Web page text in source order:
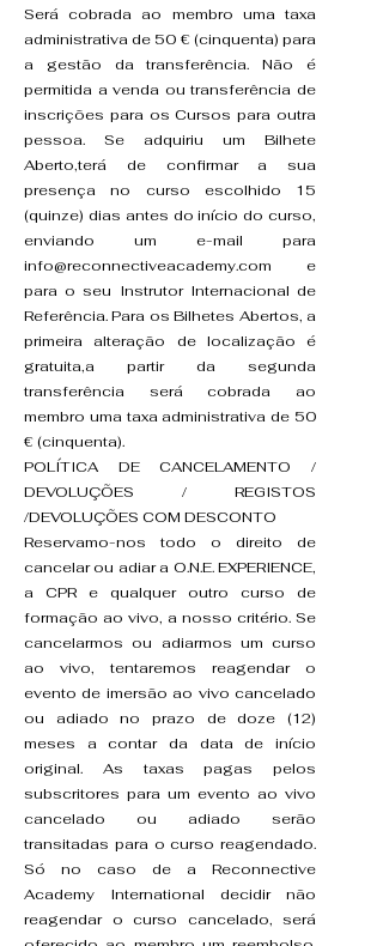
Será cobrada ao membro uma taxa
administrativa de 50 € (cinquenta) para
a gestão da transferência. Não é
permitida a venda ou transferência de
inscrições para os Cursos para outra
pessoa. Se adquiriu um Bilhete
Aberto,terá de confirmar a sua
presença no curso escolhido 15
(quinze) dias antes do início do curso,
enviando um e-mail para
info@reconnectiveacademy.com e
para o seu Instrutor Internacional de
Referência. Para os Bilhetes Abertos, a
primeira alteração de localização é
gratuita,a partir da segunda
transferência será cobrada ao
membro uma taxa administrativa de 50
€ (cinquenta).
POLÍTICA DE CANCELAMENTO /
DEVOLUÇÕES / REGISTOS
/DEVOLUÇÕES COM DESCONTO
Reservamo-nos todo o direito de
cancelar ou adiar a O.N.E. EXPERIENCE,
a CPR e qualquer outro curso de
formação ao vivo, a nosso critério. Se
cancelarmos ou adiarmos um curso
ao vivo, tentaremos reagendar o
evento de imersão ao vivo cancelado
ou adiado no prazo de doze (12)
meses a contar da data de início
original. As taxas pagas pelos
subscritores para um evento ao vivo
cancelado ou adiado serão
transitadas para o curso reagendado.
Só no caso de a Reconnective
Academy International decidir não
reagendar o curso cancelado, será